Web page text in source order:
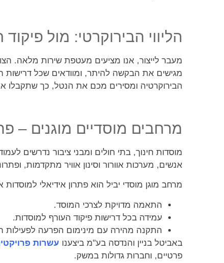
הליווי הבירוקרטי: מול
מעבר לייצור, אנו מציעים מעטפת שירות מלאה.
מגישים את הבקשה להיתר, ומוודאים שכל דרישות
הבירוקרטיה ומסירים מכם את הנטל, כך שתקבלו
מרחבים מוסדיים מוגנים –
מוסדות חינוך, בתי חולים ומבני ציבור נדרשים
אנשים, מערכות אוורור וסינון אוויר מתקדמות,
מרחב מוגן מוסדי יביל הוא פתרון אידיאלי
התאמה מדויקת לצרכי המוסד.
עמידה בכל דרישות פיקוד העורף למוסדות.
התקנה מהירה עם מינימום הפרעה לפעילות
באביטל בניין והנדסה בע"מ ביצענו עשרות
פרטיים, וחברות גדולות במשק.